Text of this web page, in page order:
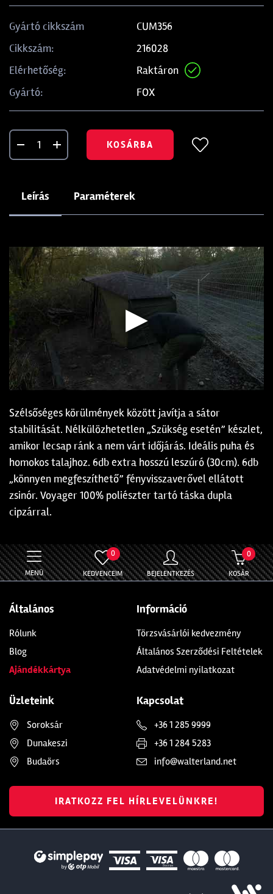
Gyártó cikkszám
CUM356
Cikkszám:
216028
Elérhetőség:
Raktáron
Gyártó:
FOX
KOSÁRBA
Leírás Paraméterek
Szélsőséges körülmények között javítja a sátor
stabilitását. Nélkülözhetetlen „Szükség esetén” készlet,
amikor lecsap ránk a nem várt időjárás. Ideális puha és
homokos talajhoz. 6db extra hosszú leszúró (30cm). 6db
„könnyen megfeszíthető” fényvisszaverővel ellátott
zsinór. Voyager 100% poliészter tartó táska dupla
cipzárral.
MENÜ
0
KEDVENCEIM BEJELENTKEZÉS
0
KOSÁR
Általános
Rólunk
Blog
Ajándékkártya
Információ
Törzsvásárlói kedvezmény
Általános Szerződési Feltételek
Adatvédelmi nyilatkozat
Üzleteink
Soroksár
Dunakeszi
Budaörs
Kapcsolat
+36 1 285 9999
+36 1 284 5283
info@walterland.net
IRATKOZZ FEL HÍRLEVELÜNKRE!